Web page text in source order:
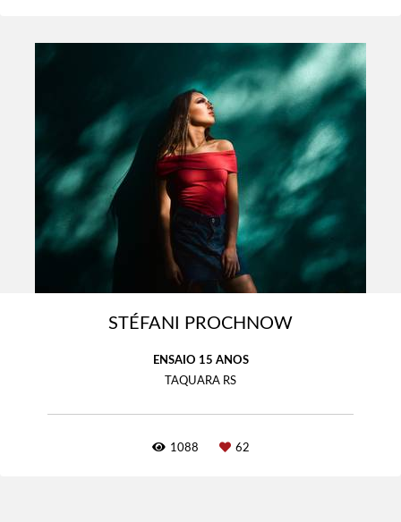
STÉFANI PROCHNOW
ENSAIO 15 ANOS
TAQUARA RS
1088 62